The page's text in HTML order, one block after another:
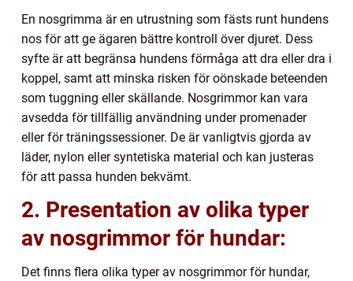
En nosgrimma är en utrustning som fästs runt hundens
nos för att ge ägaren bättre kontroll över djuret. Dess
syfte är att begränsa hundens förmåga att dra eller dra i
koppel, samt att minska risken för oönskade beteenden
som tuggning eller skällande. Nosgrimmor kan vara
avsedda för tillfällig användning under promenader
eller för träningssessioner. De är vanligtvis gjorda av
läder, nylon eller syntetiska material och kan justeras
för att passa hunden bekvämt.
2. Presentation av olika typer
av nosgrimmor för hundar:
Det finns flera olika typer av nosgrimmor för hundar,